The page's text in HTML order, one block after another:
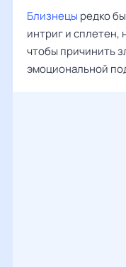
Близнецы редко
интриг и сплетен,
чтобы причинить
эмоциональной